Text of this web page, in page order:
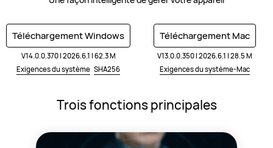
Téléchargement Windows
V14.0.0.370 | 2026.6.1 | 62.3 M
Exigences du système SHA256
Téléchargement Mac
V13.0.0.350 | 2026.6.1 | 28.5 M
Exigences du système-Mac
Trois fonctions principales